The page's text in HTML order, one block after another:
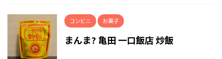
コンビニ お菓子
まんま? 亀田 一口飯店 炒飯